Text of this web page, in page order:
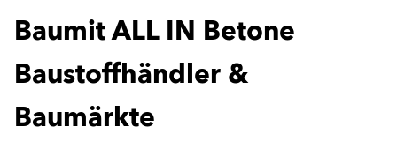
Baumit ALL IN Betone
Baustoffhändler &
Baumärkte